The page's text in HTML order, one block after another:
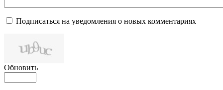
Подписаться на уведомления о новых комментариях
Обновить